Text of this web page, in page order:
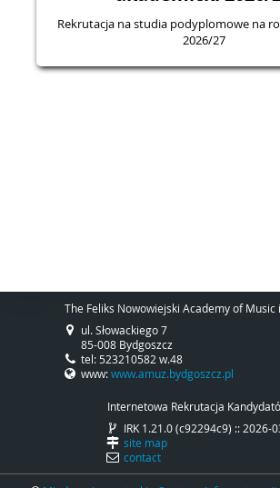
Rekrutacja na studia podyplomowe na
2026/27
The Feliks Nowowiejski Academy of Music
ul. Słowackiego 7
85-008 Bydgoszcz
tel: 523210582 w.48
www:www.amuz.bydgoszcz.pl
Internetowa Rekrutacja
IRK 1.21.0 (c92294c9) :: 2026-
site map
contact